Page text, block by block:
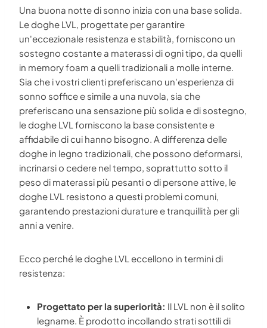
Una buona notte di sonno inizia con una base solida.
Le doghe LVL, progettate per garantire
un'eccezionale resistenza e stabilità, forniscono un
sostegno costante a materassi di ogni tipo, da quelli
in memory foam a quelli tradizionali a molle interne.
Sia che i vostri clienti preferiscano un'esperienza di
sonno soffice e simile a una nuvola, sia che
preferiscano una sensazione più solida e di sostegno,
le doghe LVL forniscono la base consistente e
affidabile di cui hanno bisogno. A differenza delle
doghe in legno tradizionali, che possono deformarsi,
incrinarsi o cedere nel tempo, soprattutto sotto il
peso di materassi più pesanti o di persone attive, le
doghe LVL resistono a questi problemi comuni,
garantendo prestazioni durature e tranquillità per gli
anni a venire.
Ecco perché le doghe LVL eccellono in termini di
resistenza:
Progettato per la superiorità: Il LVL non è il solito
legname. È prodotto incollando strati sottili di